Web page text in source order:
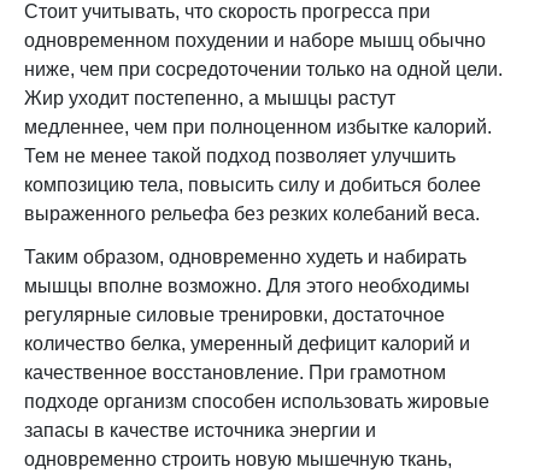
Стоит учитывать, что скорость прогресса при
одновременном похудении и наборе мышц обычно
ниже, чем при сосредоточении только на одной цели.
Жир уходит постепенно, а мышцы растут
медленнее, чем при полноценном избытке калорий.
Тем не менее такой подход позволяет улучшить
композицию тела, повысить силу и добиться более
выраженного рельефа без резких колебаний веса.
Таким образом, одновременно худеть и набирать
мышцы вполне возможно. Для этого необходимы
регулярные силовые тренировки, достаточное
количество белка, умеренный дефицит калорий и
качественное восстановление. При грамотном
подходе организм способен использовать жировые
запасы в качестве источника энергии и
одновременно строить новую мышечную ткань,